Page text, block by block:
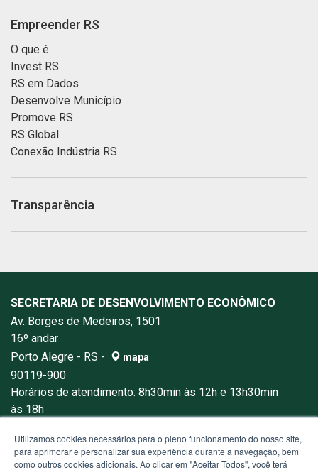
Empreender RS
O que é
Invest RS
RS em Dados
Desenvolve Município
Promove RS
RS Global
Conexão Indústria RS
Transparência
SECRETARIA DE DESENVOLVIMENTO ECONÔMICO
Av. Borges de Medeiros, 1501
16º andar
Porto Alegre - RS -
mapa
90119-900
Horários de atendimento: 8h30min às 12h e 13h30min
às 18h
Utilizamos cookies necessários para o pleno funcionamento do nosso site,
para aprimorar e personalizar sua experiência durante a navegação, bem
como outros cookies adicionais. Ao clicar em "Aceitar Todos", você terá